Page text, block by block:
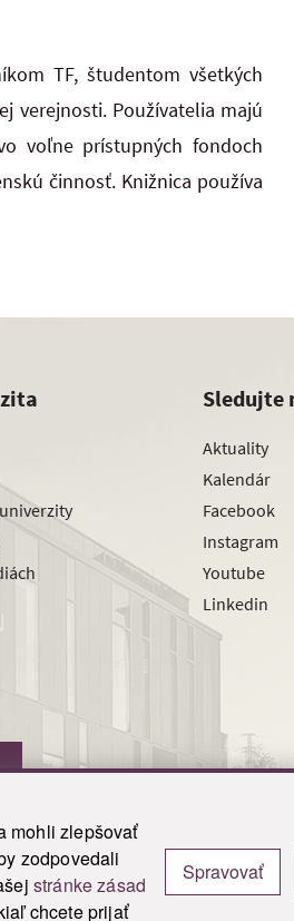
mohli zlepšovať
zodpovedali
stránke zásad
chcete prijať
Spravovať
TF, študentom všetkých
verejnosti. Používatelia majú
voľne prístupných fondoch
činnosť. Knižnica používa
Sledujte
Aktuality
Kalendár
Facebook
Instagram
Youtube
Linkedin
| Admin
apply.